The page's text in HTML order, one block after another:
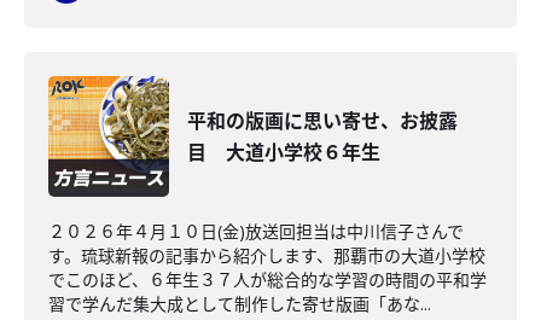
平和の版画に思い寄せ、お披露
目 大道小学校６年生
２０２６年４月１０日(金)放送回担当は中川信子さんで
す。琉球新報の記事から紹介します、那覇市の大道小学校
でこのほど、６年生３７人が総合的な学習の時間の平和学
習で学んだ集大成として制作した寄せ版画「あな...